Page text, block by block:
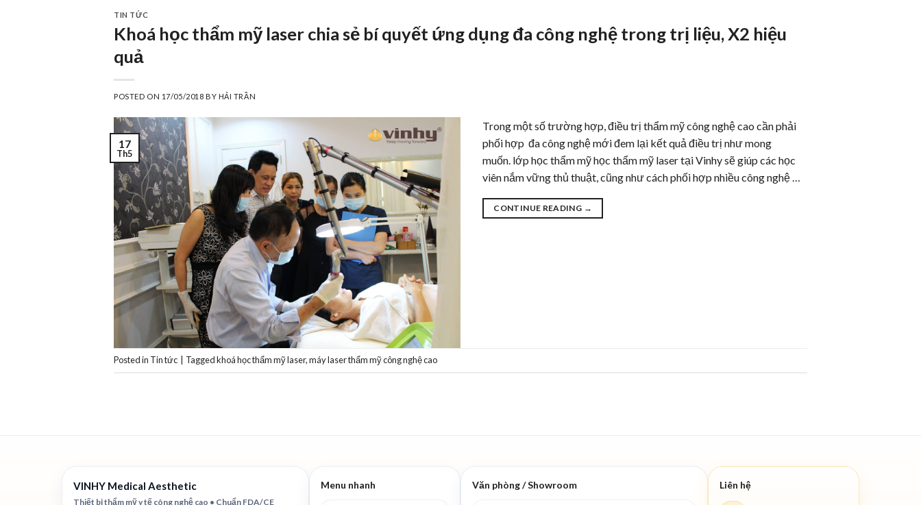
TIN TỨC
Khoá học thẩm mỹ laser chia sẻ bí quyết ứng dụng đa công nghệ trong trị liệu, X2 hiệu
quả
POSTED ON 17/05/2018 BY HẢI TRẦN
17
Th5
Trong một số trường hợp, điều trị thẩm mỹ công nghệ cao cần phải
phối hợp đa công nghệ mới đem lại kết quả điều trị như mong
muốn. lớp học thẩm mỹ học thẩm mỹ laser tại Vinhy sẽ giúp các học
viên nắm vững thủ thuật, cũng như cách phối hợp nhiều công nghệ …
CONTINUE READING →
Posted in Tin tức Taggedkhoá học thẩm mỹ laser,máy laser thẩm mỹ công nghệ cao
VINHY Medical Aesthetic
Thiết bị thẩm mỹ y tế công nghệ cao • Chuẩn FDA/CE
Menu nhanh Văn phòng / Showroom
Liên hệ